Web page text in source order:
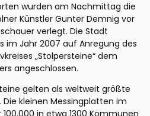
wurden am Nachmittag die
Künstler Gunter Demnig vor
verlegt. Die Stadt
im Jahr 2007 auf Anregung des
„Stolpersteine“ dem
angeschlossen.
gelten als weltweit größte
kleinen Messingplatten im